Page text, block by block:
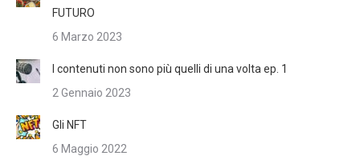
FUTURO
6 Marzo 2023
I contenuti non sono più quelli di una volta ep. 1
2 Gennaio 2023
Gli NFT
6 Maggio 2022